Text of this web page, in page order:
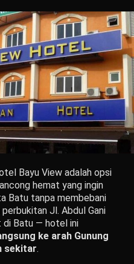
Bayu View adalah opsi
hemat yang ingin
Batu tanpa membebani
Jl. Abdul Gani
Batu — hotel ini
ke arah Gunung
sekitar.